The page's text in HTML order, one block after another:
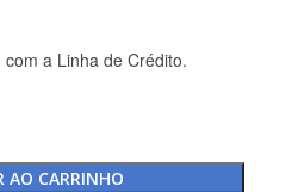
com a Linha de Crédito.
AO CARRINHO